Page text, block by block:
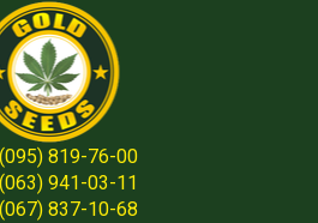
819-76-00
941-03-11
837-10-68